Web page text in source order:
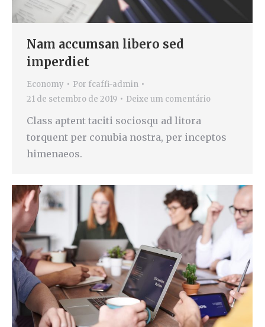
Nam accumsan libero sed
imperdiet
Economy Por fcaffi-admin
21 de setembro de 2019
Deixe um comentário
Class aptent taciti sociosqu ad litora
torquent per conubia nostra, per inceptos
himenaeos.